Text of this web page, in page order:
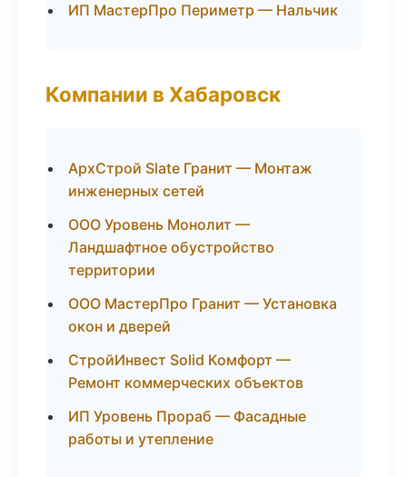
ИП МастерПро Периметр — Нальчик
Компании в Хабаровск
АрхСтрой Slate Гранит — Монтаж
инженерных сетей
ООО Уровень Монолит —
Ландшафтное обустройство
территории
ООО МастерПро Гранит — Установка
окон и дверей
СтройИнвест Solid Комфорт —
Ремонт коммерческих объектов
ИП Уровень Прораб — Фасадные
работы и утепление